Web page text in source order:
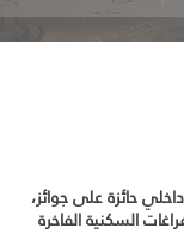
حائزة على جوائز،
السكنية الفاخرة